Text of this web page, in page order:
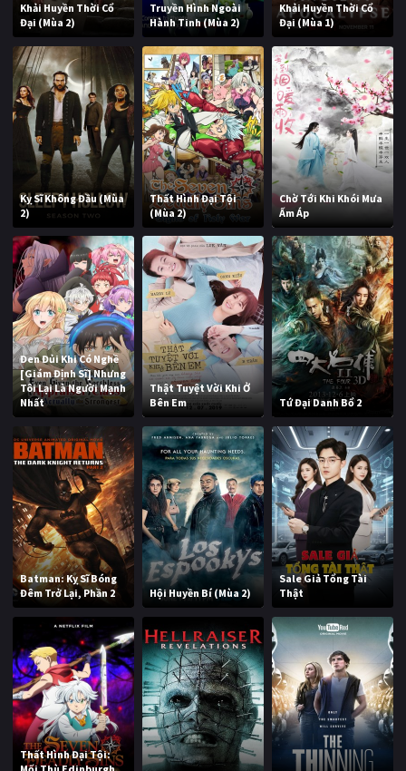
Khải Huyền Thời Cổ
Đại (Mùa 2)
Truyền Hình Ngoài
Hành Tinh (Mùa 2)
Khải Huyền Thời Cổ
Đại (Mùa 1)
Kỵ Sĩ Không Đầu (Mùa
2)
Thất Hình Đại Tội
(Mùa 2)
Chờ Tới Khi Khói Mưa
Ấm Áp
Đen Đủi Khi Có Nghề
[Giám Định Sĩ] Nhưng
Tôi Lại Là Người Mạnh
Nhất
Thật Tuyệt Vời Khi Ở
Bên Em
Tứ Đại Danh Bổ 2
Batman: Kỵ Sĩ Bóng
Đêm Trở Lại, Phần 2
Hội Huyền Bí (Mùa 2)
Sale Giả Tổng Tài
Thật
Thất Hình Đại Tội: